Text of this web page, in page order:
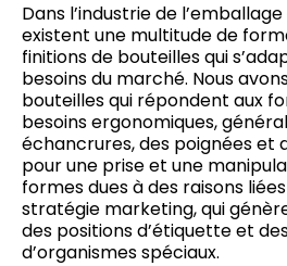
Dans l’industrie de l’emballage
existent une multitude de
finitions de bouteilles qui
besoins du marché. Nous
bouteilles qui répondent aux
besoins ergonomiques,
échancrures, des poignées et
pour une prise et une
formes dues à des raisons
stratégie marketing, qui
des positions d’étiquette et
d’organismes spéciaux.